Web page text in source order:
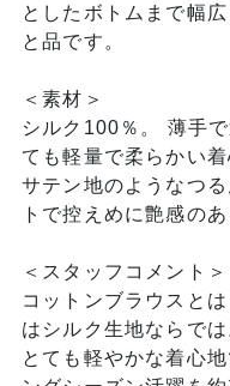
としたボトムまで幅
と品です。
＜素材＞
シルク100％。 薄手
ても軽量で柔らかい着
サテン地のようなつ
トで控えめに艶感のあ
＜スタッフコメント＞
コットンブラウスと
はシルク生地ならでは
とても軽やかな着心